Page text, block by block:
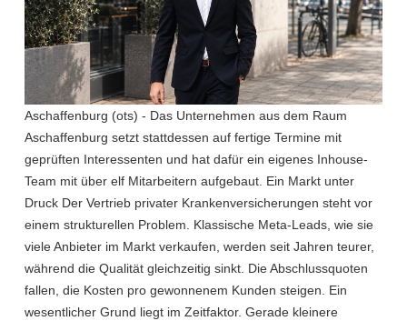
Aschaffenburg (ots) - Das Unternehmen aus dem Raum
Aschaffenburg setzt stattdessen auf fertige Termine mit
geprüften Interessenten und hat dafür ein eigenes Inhouse-
Team mit über elf Mitarbeitern aufgebaut. Ein Markt unter
Druck Der Vertrieb privater Krankenversicherungen steht vor
einem strukturellen Problem. Klassische Meta-Leads, wie sie
viele Anbieter im Markt verkaufen, werden seit Jahren teurer,
während die Qualität gleichzeitig sinkt. Die Abschlussquoten
fallen, die Kosten pro gewonnenem Kunden steigen. Ein
wesentlicher Grund liegt im Zeitfaktor. Gerade kleinere